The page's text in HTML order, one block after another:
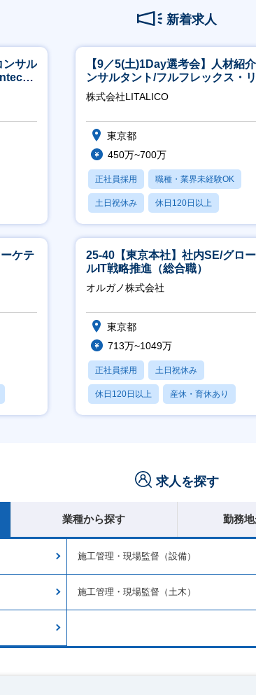
新着求人
ンサル
【9／5(土)1Day選考会】人材紹
ンサルタント/フルフレックス・
ート/育休最長6年取得可
株式会社LITALICO
東京都
450万~700万
正社員採用 職種・業界未経験OK
土日祝休み 休日120日以上
産休・育休あり
ケテ
25-40【東京本社】社内SE/グロ
ルIT戦略推進（総合職）
オルガノ株式会社
東京都
713万~1049万
正社員採用 土日祝休み
休日120日以上 産休・育休あり
月残業20時間以内
求人を探す
業種から探す 勤務
施工管理・現場監督（設備）
施工管理・現場監督（土木）